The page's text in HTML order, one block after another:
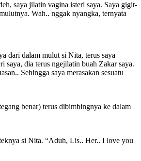
saya jilatin vagina isteri saya. Saya gigit-
Wah.. nggak nyangka, ternyata
dari dalam mulut si Nita, terus saya
saya, dia terus ngejilatin buah Zakar saya.
Sehingga saya merasakan sesuatu
benar) terus dibimbingnya ke dalam
si Nita. “Aduh, Lis.. Her.. I love you